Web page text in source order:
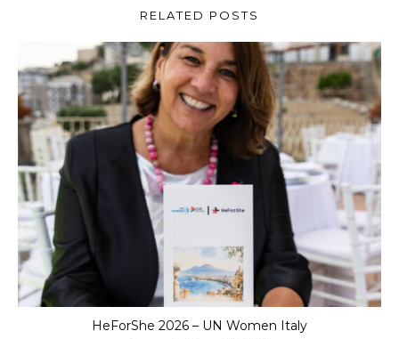
cambiando
l’Italia
RELATED POSTS
HeForShe 2026 – UN Women Italy